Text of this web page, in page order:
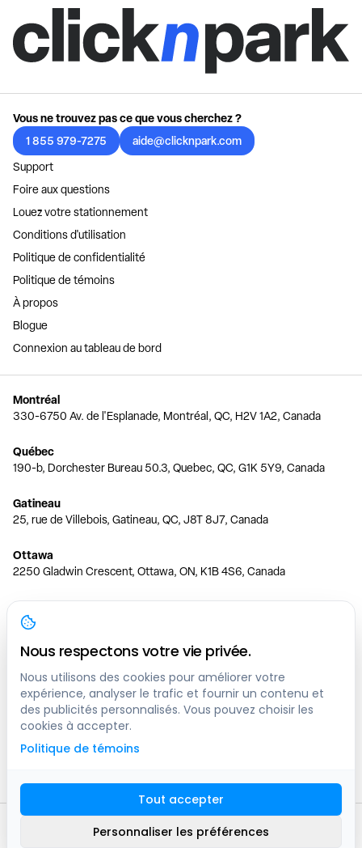
Vous ne trouvez pas ce que vous cherchez ?
1 855 979-7275
aide@clicknpark.com
Support
Foire aux questions
Louez votre stationnement
Conditions d'utilisation
Politique de confidentialité
Politique de témoins
À propos
Blogue
Connexion au tableau de bord
Montréal
330-6750 Av. de l'Esplanade, Montréal, QC, H2V 1A2, Canada
Québec
190-b, Dorchester Bureau 50.3, Quebec, QC, G1K 5Y9, Canada
Gatineau
25, rue de Villebois, Gatineau, QC, J8T 8J7, Canada
Ottawa
2250 Gladwin Crescent, Ottawa, ON, K1B 4S6, Canada
Toronto
150 Ferrand Dr, 6th Floor, Toronto, ON, M3C 3E5, Canada
Vancouver
1200 W 73rd Ave #1415, Vancouver, BC, V6P 6G5, Canada
Calgary
444 5 Ave SW #400 Calgary, AB, T2P 2T8, Canada
2016 -2026
Plan du site
Nous respectons votre vie privée.
Nous utilisons des cookies pour améliorer votre
expérience, analyser le trafic et fournir un contenu et
des publicités personnalisés. Vous pouvez choisir les
cookies à accepter.
Politique de témoins
Tout accepter
Personnaliser les préférences